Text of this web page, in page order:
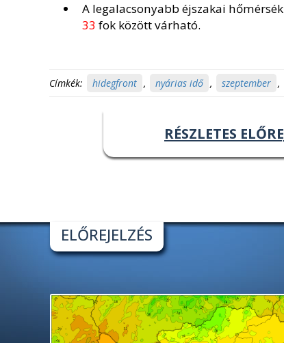
A legalacsonyabb éjszakai
33 fok között várható.
Címkék: hidegfront , nyárias idő , szeptember ,
RÉSZLETES
ELŐREJELZÉS